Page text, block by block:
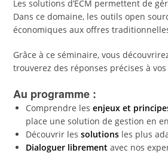
Les solutions d’ECM permettent de
Dans ce domaine, les outils open
économiques aux offres
Grâce à ce séminaire, vous
trouverez des réponses précises à
Au programme :
Comprendre les enjeux et
place une solution de gestion en
Découvrir les solutions les plus
Dialoguer librement avec nos